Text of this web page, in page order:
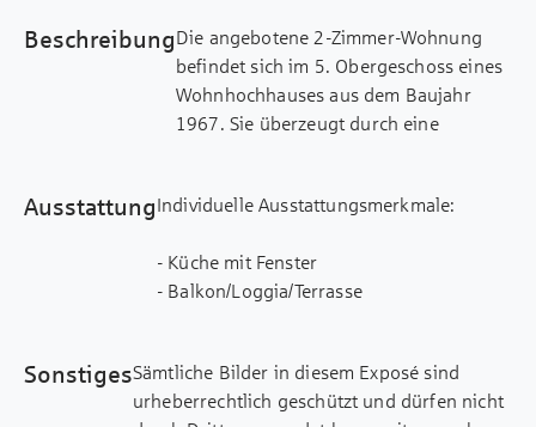
BeschreibungDie angebotene 2-Zimmer-Wohnung
befindet sich im 5. Obergeschoss eines
Wohnhochhauses aus dem Baujahr
1967. Sie überzeugt durch eine
Westausrichtung und schönem Blick ins
Auf ca. 47,7 m² Wohnfläche verteilen
eine Küche sowie ein Badezimmer. Die
Küche ist mit einer Einbauküche
AusstattungIndividuelle Ausstattungsmerkmale:
- Küche mit Fenster
- Balkon/Loggia/Terrasse
- Zwei Loggien mit Westausrichtung
SonstigesSämtliche Bilder in diesem Exposé sind
urheberrechtlich geschützt und dürfen nicht